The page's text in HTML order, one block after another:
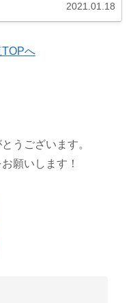
2021.01.18
へ
うございます。
願いします！